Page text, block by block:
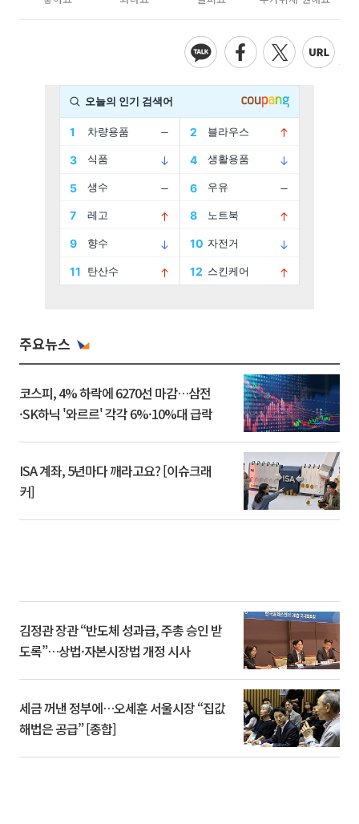
주요뉴스
코스피, 4% 하락에 6270선 마감…삼전
·SK하닉 '와르르' 각각 6%·10%대 급락
ISA 계좌, 5년마다 깨라고요? [이슈크래
커]
김정관 장관 “반도체 성과급, 주총 승인 받
도록”…상법·자본시장법 개정 시사
세금 꺼낸 정부에…오세훈 서울시장 “집값
해법은 공급” [종합]